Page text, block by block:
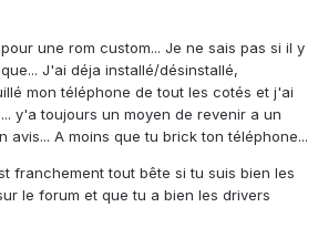
une rom custom... Je ne sais pas si il y
J'ai déja installé/désinstallé,
mon téléphone de tout les cotés et j'ai
y'a toujours un moyen de revenir a un
avis... A moins que tu brick ton téléphone...
franchement tout bête si tu suis bien les
le forum et que tu a bien les drivers